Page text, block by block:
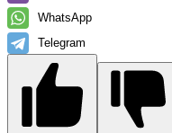
WhatsApp
Telegram